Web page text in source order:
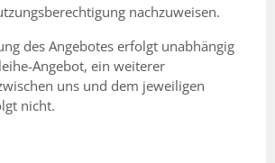
nachzuweisen.
des Angebotes erfolgt unabhängig
Angebot, ein weiterer
uns und dem jeweiligen
nicht.